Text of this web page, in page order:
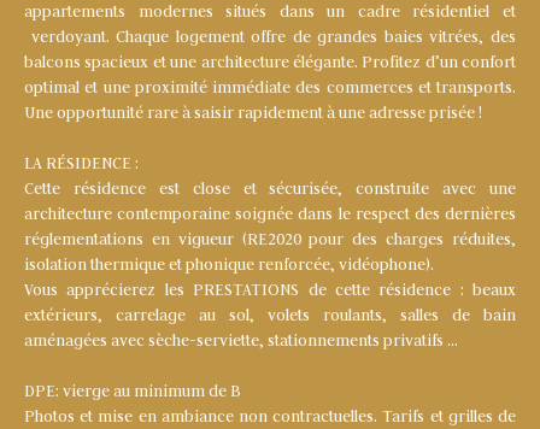
appartements modernes situés dans un cadre résidentiel et
verdoyant. Chaque logement offre de grandes baies vitrées, des
balcons spacieux et une architecture élégante. Profitez d’un confort
optimal et une proximité immédiate des commerces et transports.
Une opportunité rare à saisir rapidement à une adresse prisée !
LA RÉSIDENCE :
Cette résidence est close et sécurisée, construite avec une
architecture contemporaine soignée dans le respect des dernières
réglementations en vigueur (RE2020 pour des charges réduites,
isolation thermique et phonique renforcée, vidéophone).
Vous apprécierez les PRESTATIONS de cette résidence : beaux
extérieurs, carrelage au sol, volets roulants, salles de bain
aménagées avec sèche-serviette, stationnements privatifs …
DPE: vierge au minimum de B
Photos et mise en ambiance non contractuelles. Tarifs et grilles de